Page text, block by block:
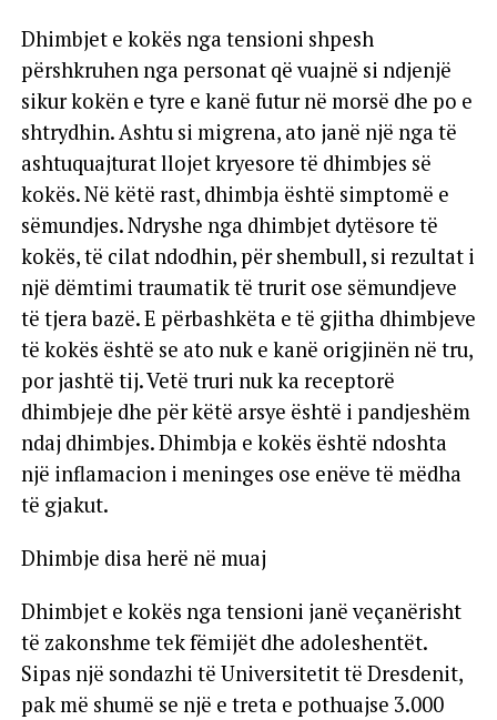
Dhimbjet e kokës nga tensioni shpesh
përshkruhen nga personat që vuajnë si ndjenjë
sikur kokën e tyre e kanë futur në morsë dhe po e
shtrydhin. Ashtu si migrena, ato janë një nga të
ashtuquajturat llojet kryesore të dhimbjes së
kokës. Në këtë rast, dhimbja është simptomë e
sëmundjes. Ndryshe nga dhimbjet dytësore të
kokës, të cilat ndodhin, për shembull, si rezultat i
një dëmtimi traumatik të trurit ose sëmundjeve
të tjera bazë. E përbashkëta e të gjitha dhimbjeve
të kokës është se ato nuk e kanë origjinën në tru,
por jashtë tij. Vetë truri nuk ka receptorë
dhimbjeje dhe për këtë arsye është i pandjeshëm
ndaj dhimbjes. Dhimbja e kokës është ndoshta
një inflamacion i meninges ose enëve të mëdha
të gjakut.
Dhimbje disa herë në muaj
Dhimbjet e kokës nga tensioni janë veçanërisht
të zakonshme tek fëmijët dhe adoleshentët.
Sipas një sondazhi të Universitetit të Dresdenit,
pak më shumë se një e treta e pothuajse 3.000